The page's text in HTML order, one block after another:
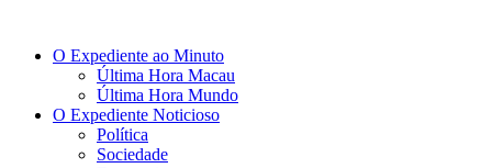
O Expediente ao Minuto
Última Hora Macau
Última Hora Mundo
O Expediente Noticioso
Política
Sociedade